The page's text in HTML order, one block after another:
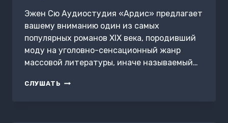
Эжен Сю Аудиостудия «Ардис» предлагает
вашему вниманию один из самых
популярных романов XIX века, породивший
моду на уголовно-сенсационный жанр
массовой литературы, иначе называемый…
СЛУШАТЬ ПАРИЖСКИЕ